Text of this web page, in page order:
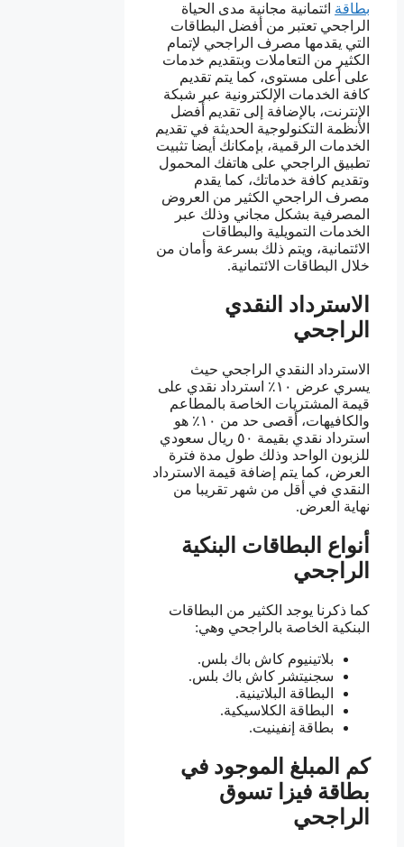
بطاقة ائتمانية مجانية مدى الحياة
الراجحي تعتبر من أفضل البطاقات
التي يقدمها مصرف الراجحي لإتمام
الكثير من التعاملات وبتقديم خدمات
على أعلى مستوى، كما يتم تقديم
كافة الخدمات الإلكترونية عبر شبكة
الإنترنت، بالإضافة إلى تقديم أفضل
الأنظمة التكنولوجية الحديثة في تقديم
الخدمات الرقمية، بإمكانك أيضا تثبيت
تطبيق الراجحي على هاتفك المحمول
وتقديم كافة خدماتك، كما يقدم
مصرف الراجحي الكثير من العروض
المصرفية بشكل مجاني وذلك عبر
الخدمات التمويلية والبطاقات
الائتمانية، ويتم ذلك بسرعة وأمان من
خلال البطاقات الائتمانية.
الاسترداد النقدي
الراجحي
الاسترداد النقدي الراجحي حيث
يسري عرض ١٠٪ استرداد نقدي على
قيمة المشتريات الخاصة بالمطاعم
والكافيهات، أقصى حد من ١٠٪ هو
استرداد نقدي بقيمة ٥٠ ريال سعودي
للزبون الواحد وذلك طول مدة فترة
العرض، كما يتم إضافة قيمة الاسترداد
النقدي في أقل من شهر تقريبا من
نهاية العرض.
أنواع البطاقات البنكية
الراجحي
كما ذكرنا يوجد الكثير من البطاقات
البنكية الخاصة بالراجحي وهي:
بلاتينيوم كاش باك بلس.
سجنيتشر كاش باك بلس.
البطاقة البلاتينية.
البطاقة الكلاسيكية.
بطاقة إنفينيت.
كم المبلغ الموجود في
بطاقة فيزا تسوق
الراجحي